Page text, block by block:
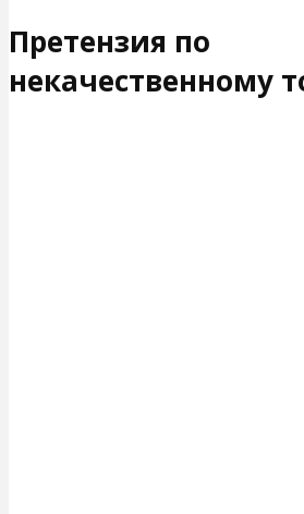
Претензия по
некачественному